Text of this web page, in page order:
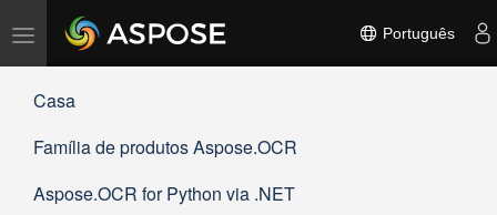
Alternar
navegação
Português
Casa
Família de produtos Aspose.OCR
Aspose.OCR for Python via .NET